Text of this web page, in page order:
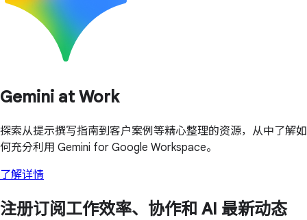
Gemini at Work
探索从提示撰写指南到客户案例等精心整理的资源，从中了解如
何充分利用 Gemini for Google Workspace。
了解详情
注册订阅工作效率、协作和 AI 最新动态